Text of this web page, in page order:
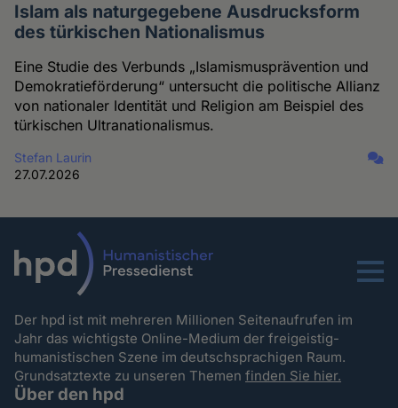
Islam als naturgegebene Ausdrucksform
des türkischen Nationalismus
Eine Studie des Verbunds „Islamismusprävention und
Demokratieförderung“ untersucht die politische Allianz
von nationaler Identität und Religion am Beispiel des
türkischen Ultranationalismus.
Stefan Laurin
27.07.2026
Menu
Der hpd ist mit mehreren Millionen Seitenaufrufen im
Jahr das wichtigste Online-Medium der freigeistig-
humanistischen Szene im deutschsprachigen Raum.
Grundsatztexte zu unseren Themenfinden Sie hier.
Über den hpd